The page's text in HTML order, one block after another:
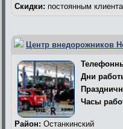
Скидки: постоянным
Центр внедорожников
Дни
Часы
Район: Останкинский